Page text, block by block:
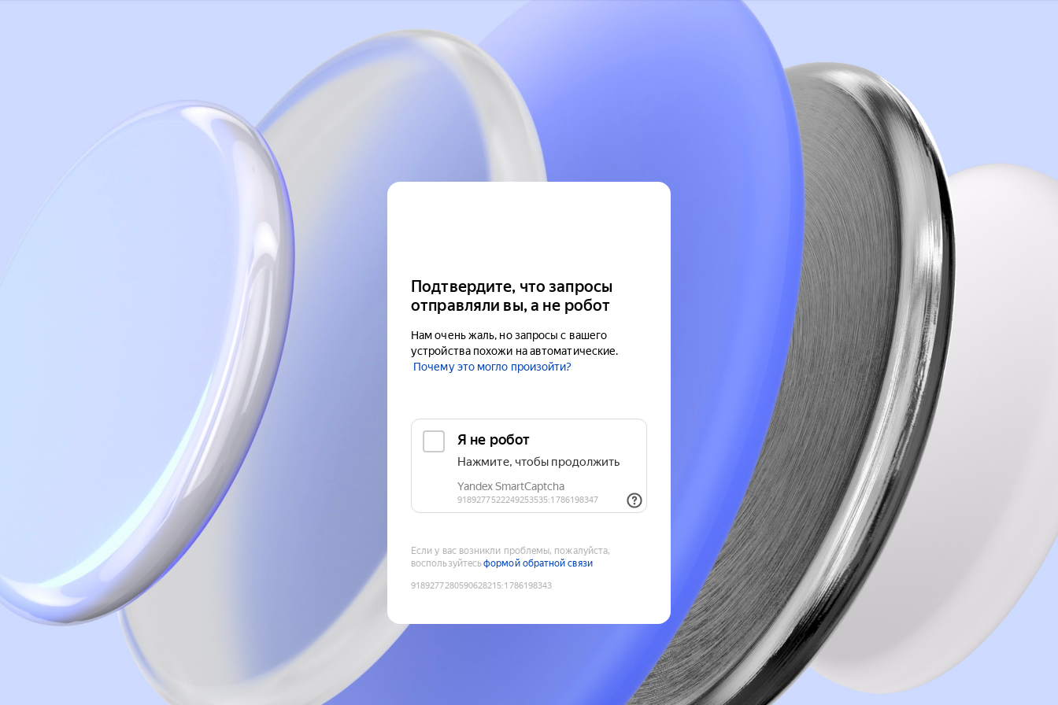
Подтвердите, что запросы
отправляли вы, а не робот
Нам очень жаль, но запросы с вашего
устройства похожи на автоматические.
Почему это могло произойти?
Если у вас возникли проблемы, пожалуйста,
воспользуйтесьформой обратной связи
9189277280590628215:1786198343